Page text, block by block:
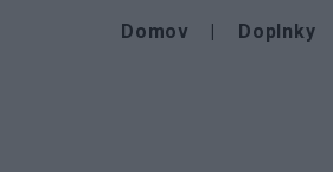
Domov Doplnky